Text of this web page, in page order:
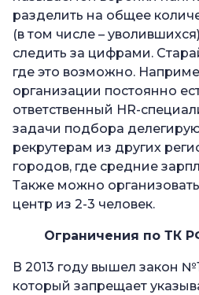
разделить на общее
(в том числе –
следить за цифрами.
где это возможно.
организации постоянно
ответственный HR-
задачи подбора
рекрутерам из других
городов, где средние
Также можно
центр из 2-3 человек.
Ограничения по ТК
В 2013 году вышел закон
который запрещает